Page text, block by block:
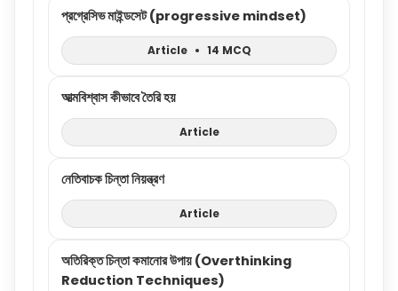
প্রগ্রেসিভ মাইন্ডসেট (progressive mindset)
Article • 14 MCQ
আত্মবিশ্বাস কীভাবে তৈরি হয়
Article
নেতিবাচক চিন্তা নিয়ন্ত্রণ
Article
অতিরিক্ত চিন্তা কমানোর উপায় (Overthinking
Reduction Techniques)